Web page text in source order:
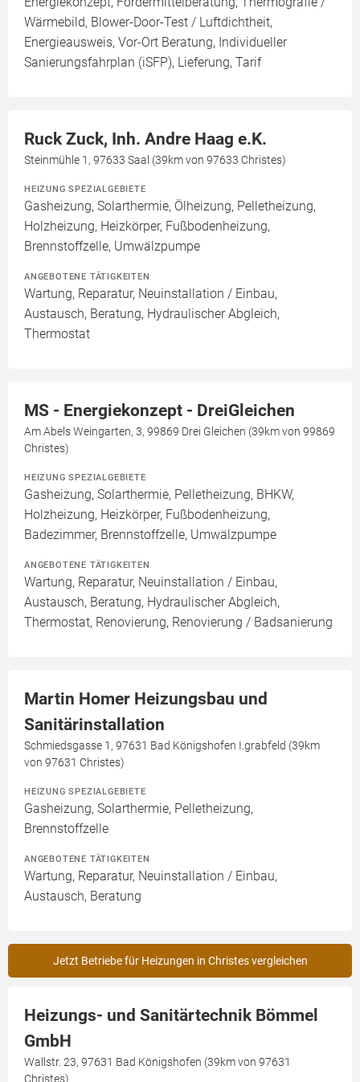
Wärmebild, Blower-Door-Test / Luftdichtheit,
Energieausweis, Vor-Ort Beratung, Individueller
Sanierungsfahrplan (iSFP), Lieferung, Tarif
Ruck Zuck, Inh. Andre Haag e.K.
Steinmühle 1, 97633 Saal (39km von 97633 Christes)
HEIZUNG SPEZIALGEBIETE
Gasheizung, Solarthermie, Ölheizung, Pelletheizung,
Holzheizung, Heizkörper, Fußbodenheizung,
Brennstoffzelle, Umwälzpumpe
ANGEBOTENE TÄTIGKEITEN
Wartung, Reparatur, Neuinstallation / Einbau,
Austausch, Beratung, Hydraulischer Abgleich,
Thermostat
MS - Energiekonzept - DreiGleichen
Am Abels Weingarten, 3, 99869 Drei Gleichen (39km von 99869
Christes)
HEIZUNG SPEZIALGEBIETE
Gasheizung, Solarthermie, Pelletheizung, BHKW,
Holzheizung, Heizkörper, Fußbodenheizung,
Badezimmer, Brennstoffzelle, Umwälzpumpe
ANGEBOTENE TÄTIGKEITEN
Wartung, Reparatur, Neuinstallation / Einbau,
Austausch, Beratung, Hydraulischer Abgleich,
Thermostat, Renovierung, Renovierung / Badsanierung
Martin Homer Heizungsbau und
Sanitärinstallation
Schmiedsgasse 1, 97631 Bad Königshofen I.grabfeld (39km
von 97631 Christes)
HEIZUNG SPEZIALGEBIETE
Gasheizung, Solarthermie, Pelletheizung,
Brennstoffzelle
ANGEBOTENE TÄTIGKEITEN
Wartung, Reparatur, Neuinstallation / Einbau,
Austausch, Beratung
Jetzt Betriebe für Heizungen in Christes vergleichen
Heizungs- und Sanitärtechnik Bömmel
GmbH
Wallstr. 23, 97631 Bad Königshofen (39km von 97631
Christes)